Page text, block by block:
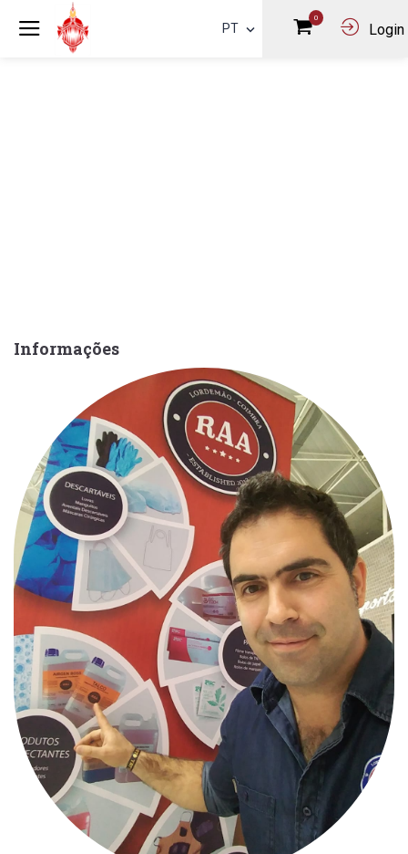
PT
0
Login
Informações